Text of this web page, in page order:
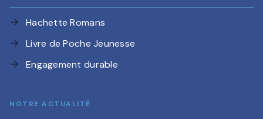
arrow_forward Hachette Romans
arrow_forward Livre de Poche Jeunesse
arrow_forward Engagement durable
NOTRE ACTUALITÉ